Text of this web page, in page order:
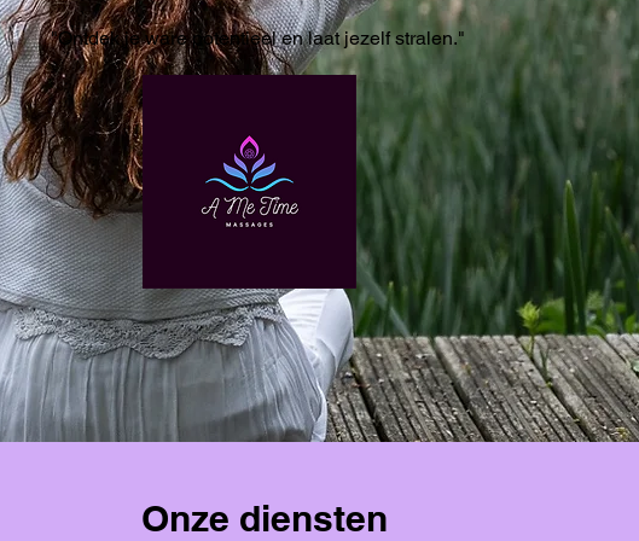
"Ontdek je ware potentieel en laat jezelf stralen."
Onze diensten